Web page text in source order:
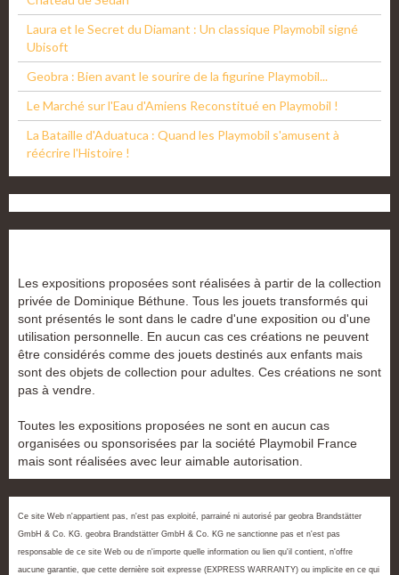
Laura et le Secret du Diamant : Un classique Playmobil signé
Ubisoft
Geobra : Bien avant le sourire de la figurine Playmobil...
Le Marché sur l'Eau d'Amiens Reconstitué en Playmobil !
La Bataille d'Aduatuca : Quand les Playmobil s'amusent à
réécrire l'Histoire !
Les expositions proposées sont réalisées à partir de la collection
privée de Dominique Béthune. Tous les jouets transformés qui
sont présentés le sont dans le cadre d'une exposition ou d'une
utilisation personnelle. En aucun cas ces créations ne peuvent
être considérés comme des jouets destinés aux enfants mais
sont des objets de collection pour adultes. Ces créations ne sont
pas à vendre.
Toutes les expositions proposées ne sont en aucun cas
organisées ou sponsorisées par la société Playmobil France
mais sont réalisées avec leur aimable autorisation.
Ce site Web n'appartient pas, n'est pas exploité, parrainé ni autorisé par geobra Brandstätter
GmbH & Co. KG. geobra Brandstätter GmbH & Co. KG ne sanctionne pas et n'est pas
responsable de ce site Web ou de n'importe quelle information ou lien qu'il contient, n'offre
aucune garantie, que cette dernière soit expresse (EXPRESS WARRANTY) ou implicite en ce qui